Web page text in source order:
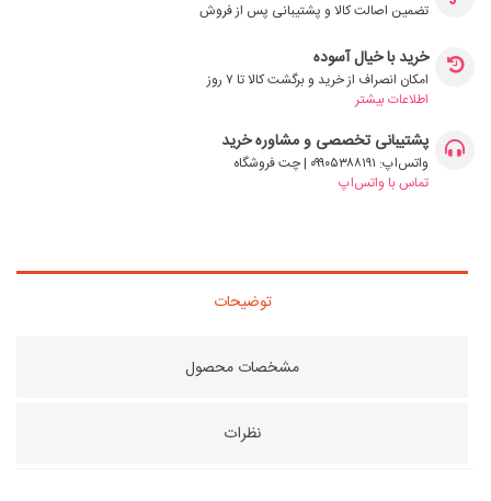
تضمین اصالت کالا و پشتیبانی پس از فروش
خرید با خیال آسوده
امکان انصراف از خرید و برگشت کالا تا ۷ روز
اطلاعات بیشتر
پشتیبانی تخصصی و مشاوره خرید
واتس‌اپ: ۰۹۹۰۵۳۸۸۱۹۱ | چت فروشگاه
تماس با واتس‌اپ
توضیحات
مشخصات محصول
نظرات